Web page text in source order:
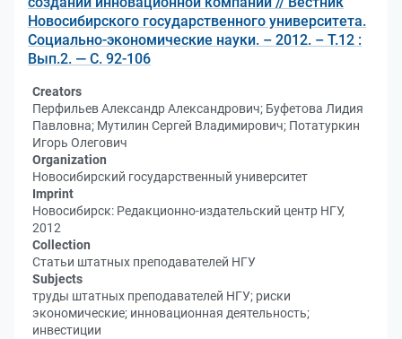
Новосибирского государственного университета.
Социально-экономические науки. – 2012. – Т.12 :
Вып.2. — С. 92-106
Creators
Перфильев Александр Александрович; Буфетова Лидия
Павловна; Мутилин Сергей Владимирович; Потатуркин
Игорь Олегович
Organization
Новосибирский государственный университет
Imprint
Новосибирск: Редакционно-издательский центр НГУ,
2012
Collection
Статьи штатных преподавателей НГУ
Subjects
труды штатных преподавателей НГУ; риски
экономические; инновационная деятельность;
инвестиции